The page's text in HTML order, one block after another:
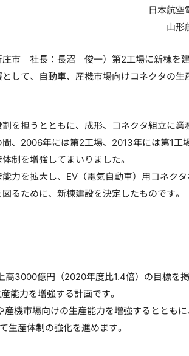
日本航空
山形
市 社長：長沼 俊一）第2工場に新棟を
して、自動車、産機市場向けコネクタの生
担うとともに、成形、コネクタ組立に業
、2006年には第2工場、2013年には第1工
制を増強してまいりました。
を拡大し、EV（電気自動車）用コネク
るために、新棟建設を決定したものです。
3000億円（2020年度比1.4倍）の目標を
能力を増強する計画です。
機市場向けの生産能力を増強するととも
産体制の強化を進めます。